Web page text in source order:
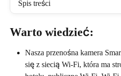
Spis treści
Warto wiedzieć:
Nasza przenośna kamera
się z siecią Wi-Fi, która ma